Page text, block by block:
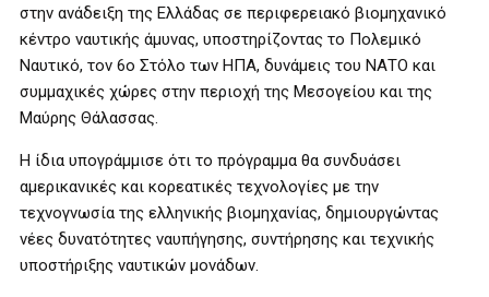
στην ανάδειξη της Ελλάδας σε περιφερειακό βιομηχανικό
κέντρο ναυτικής άμυνας, υποστηρίζοντας το Πολεμικό
Ναυτικό, τον 6ο Στόλο των ΗΠΑ, δυνάμεις του ΝΑΤΟ και
συμμαχικές χώρες στην περιοχή της Μεσογείου και της
Μαύρης Θάλασσας.
Η ίδια υπογράμμισε ότι το πρόγραμμα θα συνδυάσει
αμερικανικές και κορεατικές τεχνολογίες με την
τεχνογνωσία της ελληνικής βιομηχανίας, δημιουργώντας
νέες δυνατότητες ναυπήγησης, συντήρησης και τεχνικής
υποστήριξης ναυτικών μονάδων.